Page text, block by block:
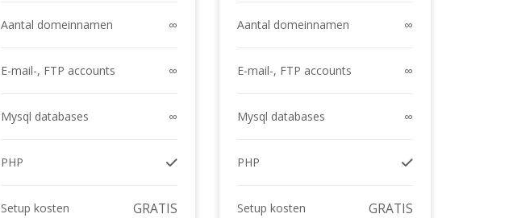
Aantal domeinnamen ∞
E-mail-, FTP accounts ∞
Mysql databases ∞
PHP
Setup kosten GRATIS
Aantal domeinnamen ∞
E-mail-, FTP accounts ∞
Mysql databases ∞
PHP
Setup kosten GRATIS